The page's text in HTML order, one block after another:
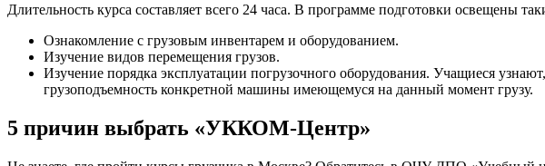
Длительность курса составляет всего 24 часа. В программе подготовки освещены
Ознакомление с грузовым инвентарем и оборудованием.
Изучение видов перемещения грузов.
Изучение порядка эксплуатации погрузочного оборудования. Учащиеся
грузоподъемность конкретной машины имеющемуся на данный момент грузу.
5 причин выбрать «УККОМ-Центр»